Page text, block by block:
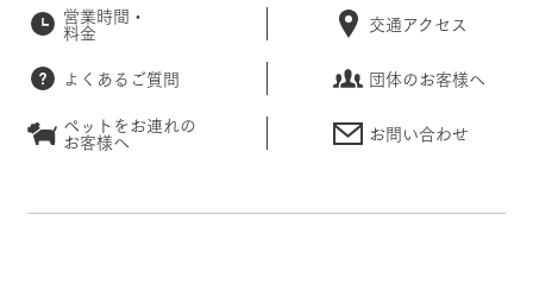
営業時間・
料金 交通アクセス
よくあるご質問
団体のお客様へ
ペットをお連れの
お客様へ お問い合わせ